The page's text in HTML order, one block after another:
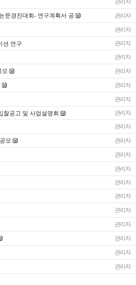
관리자
문경진대회- 연구계획서 공 관리자
관리자
션 연구 관리자
관리자
모 관리자
관리자
관리자
찰공고 및 사업설명회 관리자
관리자
모 관리자
관리자
관리자
관리자
관리자
관리자
관리자
관리자
관리자
관리자